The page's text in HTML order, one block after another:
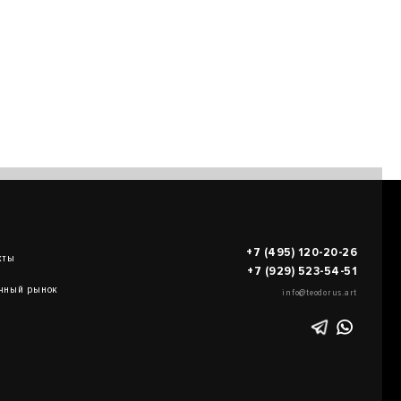
рынок
+7 (495) 120-20-26
+7 (929) 523-54-51
info@teodorus.art